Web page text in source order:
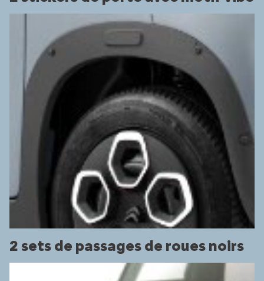
2 sets de passages de roues noirs